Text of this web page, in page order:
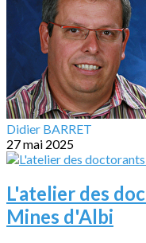
Didier BARRET
27 mai 2025
L'atelier des
Mines d'Albi